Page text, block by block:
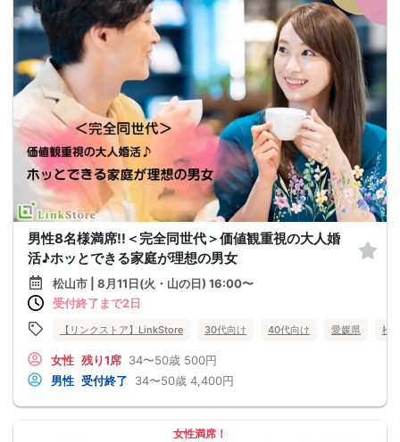
男性8名様満席!!＜完全同世代＞価値観重視の大人婚
活♪ホッとできる家庭が理想の男女
松山市 | 8月11日(火・山の日) 16:00〜
受付終了まで2日
【リンクストア】LinkStore 30代向け 40代向け 愛媛県 松
女性 残り1席 34〜50歳 500円
男性 受付終了 34〜50歳 4,400円
女性満席！